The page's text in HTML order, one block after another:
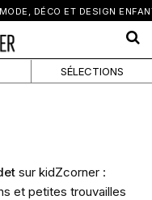
DÉCO ET DESIGN ENFANT
×
SÉLECTIONS
sur kidZcorner :
et petites trouvailles